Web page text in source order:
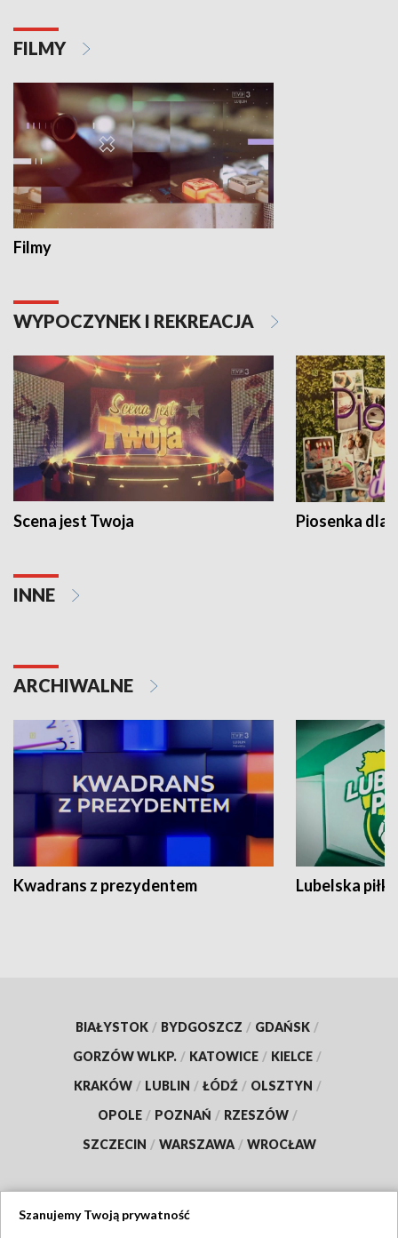
FILMY
Filmy
WYPOCZYNEK I REKREACJA
Scena jest Twoja Piosenka dla
INNE
ARCHIWALNE
Kwadrans z prezydentem Lubelska piłka
BIAŁYSTOK / BYDGOSZCZ / GDAŃSK /
GORZÓW WLKP. / KATOWICE / KIELCE /
KRAKÓW / LUBLIN / ŁÓDŹ / OLSZTYN /
OPOLE / POZNAŃ / RZESZÓW /
SZCZECIN / WARSZAWA / WROCŁAW
Szanujemy Twoją prywatność